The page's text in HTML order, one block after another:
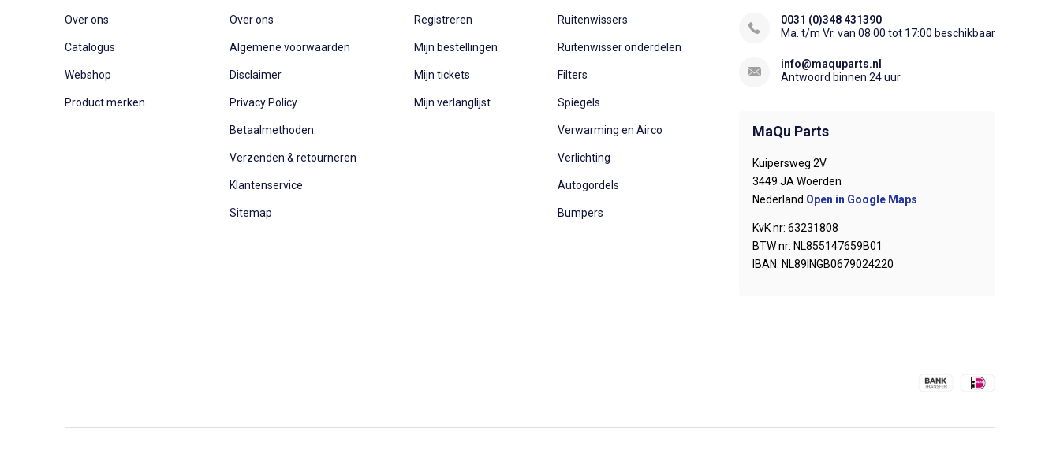
Over ons
Catalogus
Webshop
Product merken
Over ons
Algemene voorwaarden
Disclaimer
Privacy Policy
Betaalmethoden:
Verzenden & retourneren
Klantenservice
Sitemap
Registreren
Mijn bestellingen
Mijn tickets
Mijn verlanglijst
Ruitenwissers
Ruitenwisser onderdelen
Filters
Spiegels
Verwarming en Airco
Verlichting
Autogordels
Bumpers
0031 (0)348 431390
Ma. t/m Vr. van 08:00 tot 17:00 beschikbaar
info@maquparts.nl
Antwoord binnen 24 uur
MaQu Parts
Kuipersweg 2V
3449 JA Woerden
Nederland Open in Google Maps
KvK nr: 63231808
BTW nr: NL855147659B01
IBAN: NL89INGB0679024220